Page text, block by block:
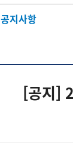
공지사항
[공지]